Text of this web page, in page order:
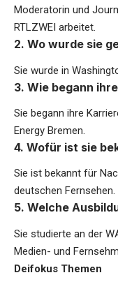
Moderatorin und
RTLZWEI arbeitet.
2. Wo wurde sie
Sie wurde in
3. Wie begann
Sie begann ihre
Energy Bremen.
4. Wofür ist sie
Sie ist bekannt für
deutschen Fernsehen.
5. Welche
Sie studierte an der
Medien- und
Deifokus Themen